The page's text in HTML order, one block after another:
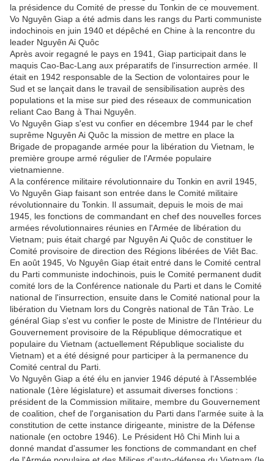
la présidence du Comité de presse du Tonkin de ce mouvement.
Vo Nguyên Giap a été admis dans les rangs du Parti communiste
indochinois en juin 1940 et dépêché en Chine à la rencontre du
leader Nguyên Ai Quôc
Après avoir regagné le pays en 1941, Giap participait dans le
maquis Cao-Bac-Lang aux préparatifs de l'insurrection armée. Il
était en 1942 responsable de la Section de volontaires pour le
Sud et se lançait dans le travail de sensibilisation auprès des
populations et la mise sur pied des réseaux de communication
reliant Cao Bang à Thai Nguyên.
Vo Nguyên Giap s'est vu confier en décembre 1944 par le chef
suprême Nguyên Ai Quôc la mission de mettre en place la
Brigade de propagande armée pour la libération du Vietnam, le
première groupe armé régulier de l'Armée populaire
vietnamienne.
A la conférence militaire révolutionnaire du Tonkin en avril 1945,
Vo Nguyên Giap faisant son entrée dans le Comité militaire
révolutionnaire du Tonkin. Il assumait, depuis le mois de mai
1945, les fonctions de commandant en chef des nouvelles forces
armées révolutionnaires réunies en l'Armée de libération du
Vietnam; puis était chargé par Nguyên Ai Quôc de constituer le
Comité provisoire de direction des Régions libérées de Viêt Bac.
En août 1945, Vo Nguyên Giap était entré dans le Comité central
du Parti communiste indochinois, puis le Comité permanent dudit
comité lors de la Conférence nationale du Parti et dans le Comité
national de l'insurrection, ensuite dans le Comité national pour la
libération du Vietnam lors du Congrès national de Tân Trào. Le
général Giap s'est vu confier le poste de Ministre de l'Intérieur du
Gouvernement provisoire de la République démocratique et
populaire du Vietnam (actuellement République socialiste du
Vietnam) et a été désigné pour participer à la permanence du
Comité central du Parti.
Vo Nguyên Giap a été élu en janvier 1946 député à l'Assemblée
nationale (1ère législature) et assumait diverses fonctions :
président de la Commission militaire, membre du Gouvernement
de coalition, chef de l'organisation du Parti dans l'armée suite à la
constitution de cette instance dirigeante, ministre de la Défense
nationale (en octobre 1946). Le Président Hô Chi Minh lui a
donné mandat d'assumer les fonctions de commandant en chef